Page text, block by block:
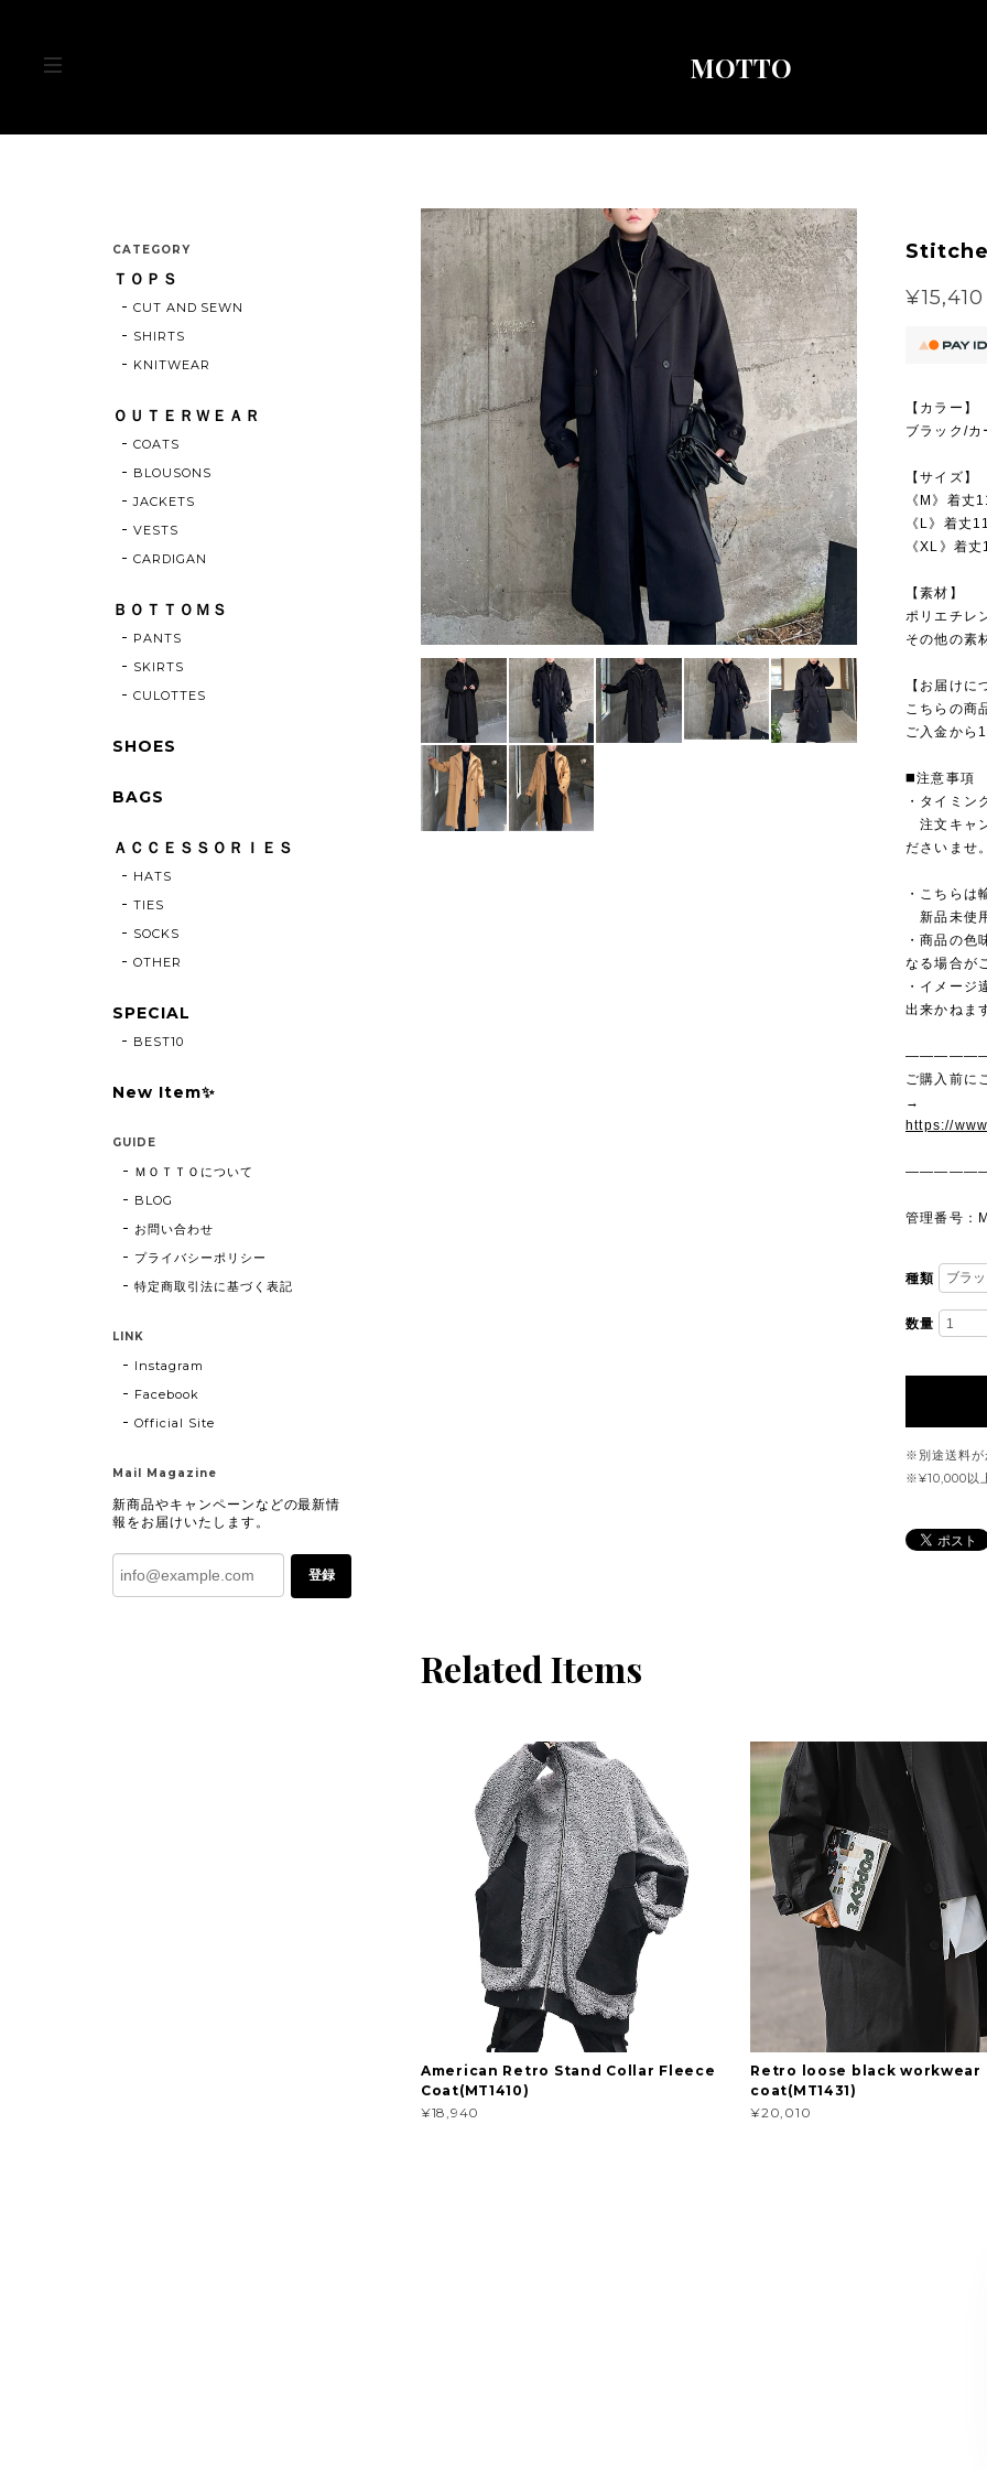
MOTTO
¥15,410
【カラー】
ブラック/カ
【サイズ】
《M》着
《L》着丈
《XL》着
【素材】
ポリエチレ
その他の素
【お届けに
こちらの商
ご入金から
◼️注意事項
・タイミン
注文キャ
ださいませ
・こちらは
新品未使
・商品の色
なる場合が
・イメージ
出来かねま
ご購入前に
→
https://
管理番号：
種類
数量
※別途送料が
※¥10,000以
Related Items
American Retro Stand Collar Fleece
Coat(MT1410)
¥18,940
Retro loose black
coat(MT1431)
¥20,010
CATEGORY
ＴＯＰＳ
CUT AND SEWN
SHIRTS
KNITWEAR
ＯＵＴＥＲＷＥＡＲ
COATS
BLOUSONS
JACKETS
VESTS
CARDIGAN
ＢＯＴＴＯＭＳ
PANTS
SKIRTS
CULOTTES
SHOES
BAGS
ＡＣＣＥＳＳＯＲＩＥＳ
HATS
TIES
SOCKS
OTHER
SPECIAL
BEST10
New Item✨
GUIDE
ＭＯＴＴＯについて
BLOG
お問い合わせ
プライバシーポリシー
特定商取引法に基づく表記
LINK
Instagram
Facebook
Official Site
Mail Magazine
新商品やキャンペーンなどの最新情
報をお届けいたします。
登録